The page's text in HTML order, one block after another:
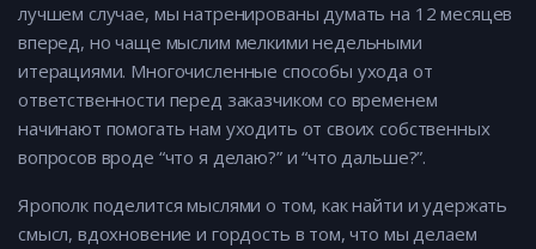
лучшем случае, мы натренированы думать на 12 месяцев
вперед, но чаще мыслим мелкими недельными
итерациями. Многочисленные способы ухода от
ответственности перед заказчиком со временем
начинают помогать нам уходить от своих собственных
вопросов вроде “что я делаю?” и “что дальше?”.
Ярополк поделится мыслями о том, как найти и удержать
смысл, вдохновение и гордость в том, что мы делаем